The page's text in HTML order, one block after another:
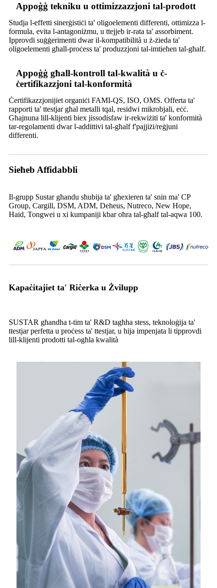
Appoġġ tekniku u ottimizzazzjoni tal-prodott
Studja l-effetti sinerġistiċi ta' oligoelementi differenti, ottimizza l-
formula, evita l-antagoniżmu, u ttejjeb ir-rata ta' assorbiment.
Ipprovdi suġġerimenti dwar il-kompatibilità u ż-żieda ta'
oligoelementi għall-proċess ta' produzzjoni tal-imtieħen tal-għalf.
Appoġġ għall-kontroll tal-kwalità u ċ-
ċertifikazzjoni tal-konformità
Ċertifikazzjonijiet organiċi FAMI-QS, ISO, OMS. Offerta ta'
rapporti ta' ttestjar għal metalli tqal, residwi mikrobjali, eċċ.
Għajnuna lill-klijenti biex jissodisfaw ir-rekwiżiti ta' konformità
tar-regolamenti dwar l-addittivi tal-għalf f'pajjiżi/reġjuni
differenti.
Sieħeb Affidabbli
Il-grupp Sustar għandu sħubija ta' għexieren ta' snin ma' CP
Group, Cargill, DSM, ADM, Deheus, Nutreco, New Hope,
Haid, Tongwei u xi kumpaniji kbar oħra tal-għalf tal-aqwa 100.
Kapaċitajiet ta' Riċerka u Żvilupp
SUSTAR għandha t-tim ta' R&D tagħha stess, teknoloġija ta'
ttestjar perfetta u proċess ta' ttestjar, u hija impenjata li tipprovdi
lill-klijenti prodotti tal-ogħla kwalità